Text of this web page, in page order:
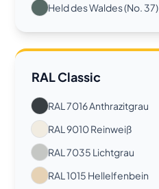
Held des Waldes (No. 37)
RAL Classic
RAL 7016 Anthrazitgrau
RAL 9010 Reinweiß
RAL 7035 Lichtgrau
RAL 1015 Hellelfenbein